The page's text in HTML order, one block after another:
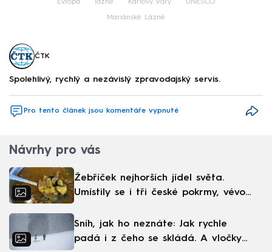
Evropa lázně Karlovy Vary UNESCO
Mariánské Lázně
ČTK
Spolehlivý, rychlý a nezávislý zpravodajský servis.
Pro tento článek jsou komentáře vypnuté
Návrhy pro vás
Žebříček nejhorších jídel světa.
Umístily se i tři české pokrmy, vévodí
Sníh, jak ho neznáte: Jak rychle
padá i z čeho se skládá. A vločky